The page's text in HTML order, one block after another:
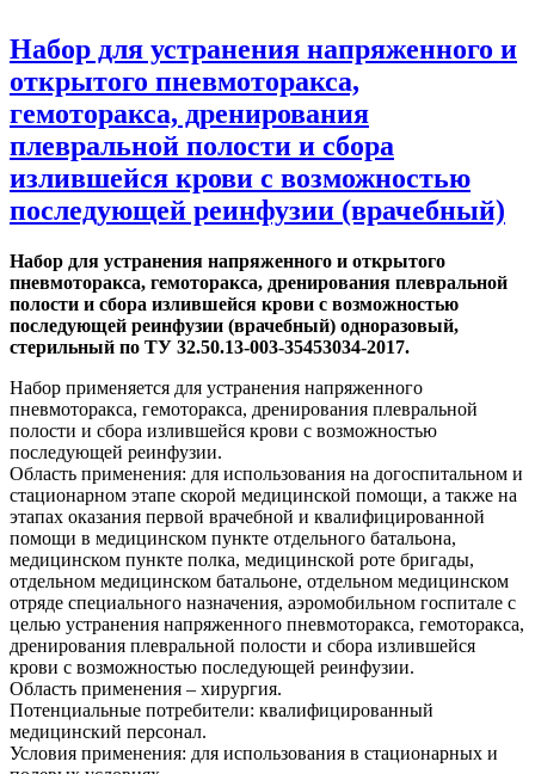
Набор для устранения напряженного и
открытого пневмоторакса,
гемоторакса, дренирования
плевральной полости и сбора
излившейся крови с возможностью
последующей реинфузии (врачебный)
Набор для устранения напряженного и открытого
пневмоторакса, гемоторакса, дренирования плевральной
полости и сбора излившейся крови с возможностью
последующей реинфузии (врачебный) одноразовый,
стерильный по ТУ 32.50.13-003-35453034-2017.
Набор применяется для устранения напряженного
пневмоторакса, гемоторакса, дренирования плевральной
полости и сбора излившейся крови с возможностью
последующей реинфузии.
Область применения: для использования на догоспитальном и
стационарном этапе скорой медицинской помощи, а также на
этапах оказания первой врачебной и квалифицированной
помощи в медицинском пункте отдельного батальона,
медицинском пункте полка, медицинской роте бригады,
отдельном медицинском батальоне, отдельном медицинском
отряде специального назначения, аэромобильном госпитале с
целью устранения напряженного пневмоторакса, гемоторакса,
дренирования плевральной полости и сбора излившейся
крови с возможностью последующей реинфузии.
Область применения – хирургия.
Потенциальные потребители: квалифицированный
медицинский персонал.
Условия применения: для использования в стационарных и